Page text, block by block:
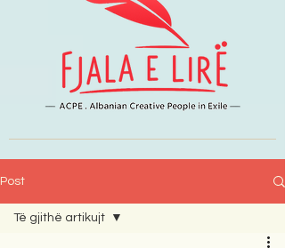
Post
Të gjithë artikujt